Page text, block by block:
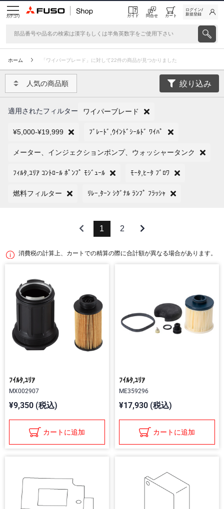
カテゴリ ガイド 問合せ カート
ログイン/
新規登録
ホーム 「ワイパーブレード」に対して22件の商品が見つかりました
人気の商品順 絞り込み
適用されたフィルター ワイパーブレード
¥5,000-¥19,999 ﾌﾞﾚｰﾄﾞ,ｳｲﾝﾄﾞｼｰﾙﾄﾞ ﾜｲﾊﾟ
メーター、インジェクションポンプ、ウォッシャータンク
ﾌｨﾙﾀ,ﾕﾘｱ ｺﾝﾄﾛｰﾙ ﾎﾟﾝﾌﾟ ﾓｼﾞｭｰﾙ ﾓｰﾀ,ﾋｰﾀ ﾌﾞﾛﾜ
燃料フィルター ﾘﾚｰ,ﾀｰﾝ ｼｸﾞﾅﾙ ﾗﾝﾌﾟ ﾌﾗｯｼｬ
1 2
消費税の計算上、カートでの精算の際に合計額が異なる場合があります。
ﾌｲﾙﾀ,ﾕﾘｱ
MX002907
¥9,350 (税込)
カートに追加
ﾌｲﾙﾀ,ﾕﾘｱ
ME359296
¥17,930 (税込)
カートに追加